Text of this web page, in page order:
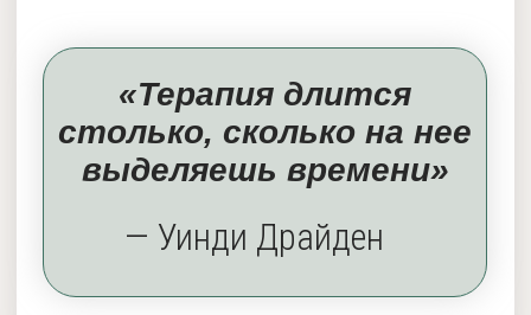
квалификации на 62 ак. часа